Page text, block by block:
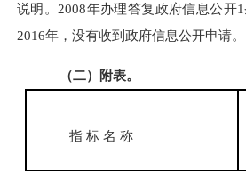
说明。2008年办理答复政府信息公开1
2016年，没有收到政府信息公开申请。
（二）附表。
指 标 名 称